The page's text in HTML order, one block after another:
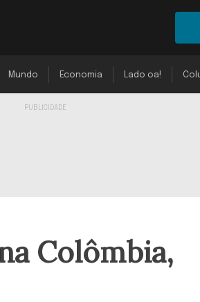
Mundo Economia Lado oa!
Colômbia,